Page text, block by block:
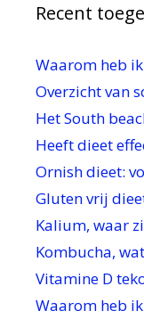
Recent
Waarom heb
Overzicht van
Het South
Heeft dieet
Ornish dieet:
Gluten vrij
Kalium, waar
Kombucha,
Vitamine D
Waarom heb